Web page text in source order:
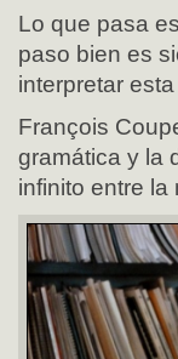
Lo que pasa
paso bien es
interpretar
François
gramática y la
infinito entre la